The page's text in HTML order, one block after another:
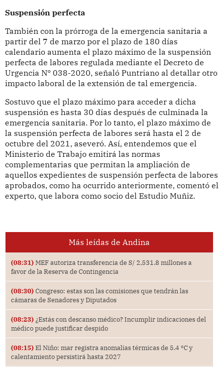
Suspensión perfecta
También con la prórroga de la emergencia sanitaria a
partir del 7 de marzo por el plazo de 180 días
calendario aumenta el plazo máximo de la suspensión
perfecta de labores regulada mediante el Decreto de
Urgencia N° 038-2020, señaló Puntriano al detallar otro
impacto laboral de la extensión de tal emergencia.
Sostuvo que el plazo máximo para acceder a dicha
suspensión es hasta 30 días después de culminada la
emergencia sanitaria. Por lo tanto, el plazo máximo de
la suspensión perfecta de labores será hasta el 2 de
octubre del 2021, aseveró. Así, entendemos que el
Ministerio de Trabajo emitirá las normas
complementarias que permitan la ampliación de
aquellos expedientes de suspensión perfecta de labores
aprobados, como ha ocurrido anteriormente, comentó el
experto, que labora como socio del Estudio Muñiz.
Más leídas de Andina
(08:31) MEF autoriza transferencia de S/ 2,531.8 millones a
favor de la Reserva de Contingencia
(08:30) Congreso: estas son las comisiones que tendrán las
cámaras de Senadores y Diputados
(08:23) ¿Estás con descanso médico? Incumplir indicaciones del
médico puede justificar despido
(08:15) El Niño: mar registra anomalías térmicas de 5.4 °C y
calentamiento persistirá hasta 2027